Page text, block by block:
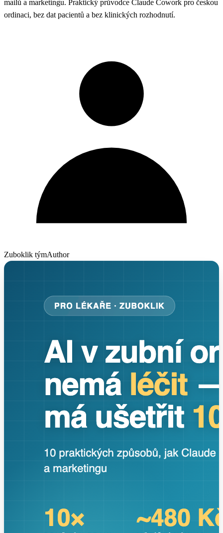
mailů a marketingu. Praktický průvodce Claude Cowork pro českou
ordinaci, bez dat pacientů a bez klinických rozhodnutí.
Zuboklik týmAuthor